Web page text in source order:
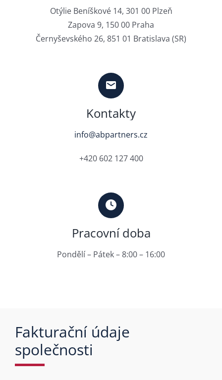
Otýlie Beníškové 14, 301 00 Plzeň
Zapova 9, 150 00 Praha
Černyševského 26, 851 01 Bratislava (SR)
Kontakty
info@abpartners.cz
+420 602 127 400
Pracovní doba
Pondělí – Pátek – 8:00 – 16:00
Fakturační údaje
společnosti